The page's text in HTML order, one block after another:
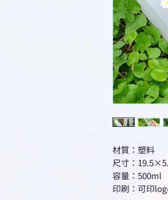
材質：塑料
尺寸：
容量：500ml
印刷：可印